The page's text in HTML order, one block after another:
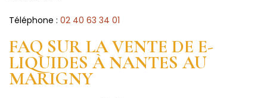
Téléphone : 02 40 63 34 01
FAQ SUR LA VENTE DE E-
LIQUIDES À NANTES AU
MARIGNY